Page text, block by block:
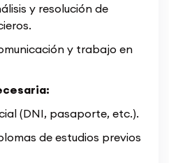
y resolución de
y trabajo en
(DNI, pasaporte, etc.).
de estudios previos